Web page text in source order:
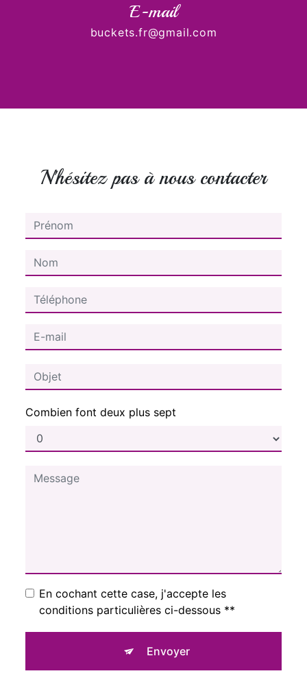
E-mail
buckets.fr@gmail.com
N'hésitez pas à nous contacter
Combien font deux plus sept
En cochant cette case, j'accepte les
conditions particulières ci-dessous **
Envoyer